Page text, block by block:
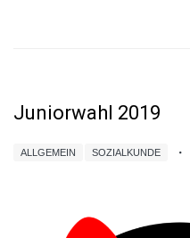
Juniorwahl 2019
ALLGEMEIN SOZIALKUNDE